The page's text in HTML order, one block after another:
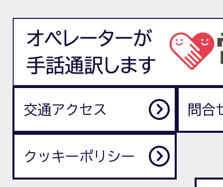
交通アクセス 問合
クッキーポリシー